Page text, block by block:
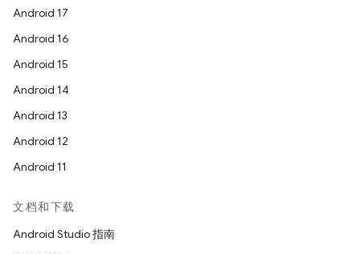
Android 17
Android 16
Android 15
Android 14
Android 13
Android 12
Android 11
文档和下载
Android Studio 指南